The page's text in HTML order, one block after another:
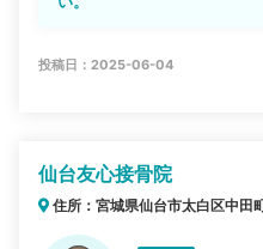
投稿日：2025-06-04
仙台友心接骨院
住所：宮城県仙台市太白区中田